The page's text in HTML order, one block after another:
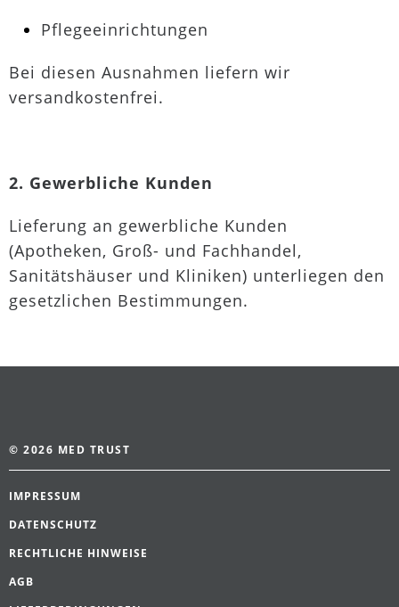
Pflegeeinrichtungen
Bei diesen Ausnahmen liefern wir
versandkostenfrei.
2. Gewerbliche Kunden
Lieferung an gewerbliche Kunden
(Apotheken, Groß- und Fachhandel,
Sanitätshäuser und Kliniken) unterliegen den
gesetzlichen Bestimmungen.
© 2026 MED TRUST
IMPRESSUM
DATENSCHUTZ
RECHTLICHE HINWEISE
AGB